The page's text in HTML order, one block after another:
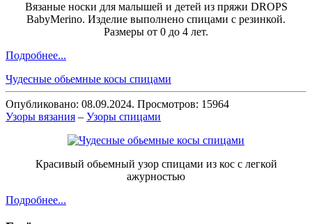
Вязаные носки для малышей и детей из пряжи DROPS
BabyMerino. Изделие выполнено спицами с резинкой.
Размеры от 0 до 4 лет.
Подробнее...
Чудесные обьемные косы спицами
Опубликовано: 08.09.2024. Просмотров: 15964
Узоры вязания – Узоры спицами
Красивый обьемный узор спицами из кос с легкой
ажурностью
Подробнее...